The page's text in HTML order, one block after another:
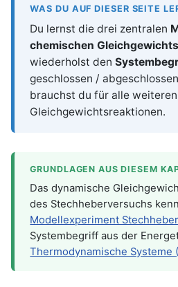
WAS DU AUF DIESER SEITE
Du lernst die drei zentralen
chemischen Gleichgewichts
wiederholst den
geschlossen /
brauchst du für alle
Gleichgewichtsreaktionen.
GRUNDLAGEN AUS DIESEM
Das dynamische
des Stechheberversuchs
Modellexperiment
Systembegriff aus der
Thermodynamische Systeme